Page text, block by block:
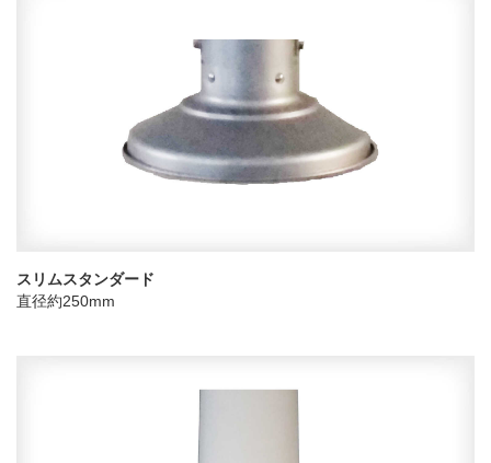
スリムスタンダード
直径約250mm